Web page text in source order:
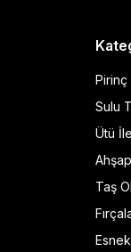
Pirinç
Sulu
Ütü
Taş